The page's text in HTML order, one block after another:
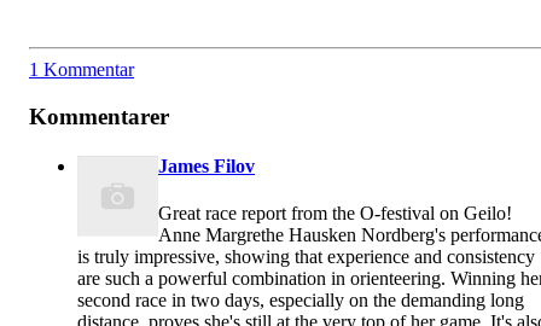
1 Kommentar
Kommentarer
James Filov
Great race report from the O-festival on Geilo!
Anne Margrethe Hausken Nordberg's
is truly impressive, showing that experience and consistency
are such a powerful combination in orienteering. Winning
second race in two days, especially on the demanding long